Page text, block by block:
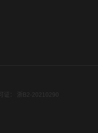
证： 浙B2-20210290